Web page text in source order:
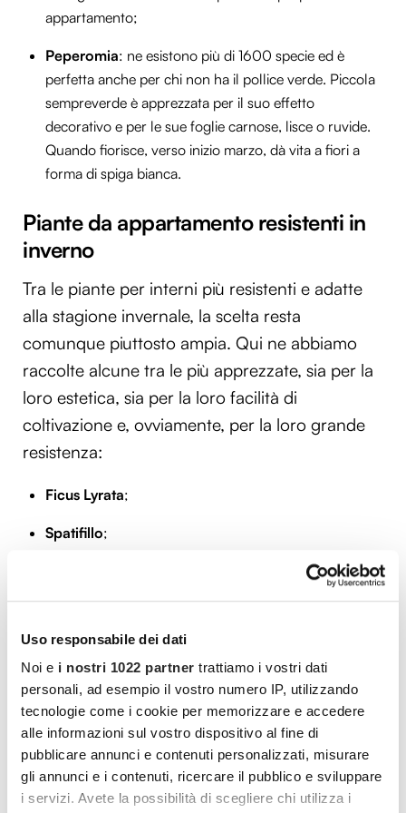
Uso responsabile dei dati
Noi e i nostri 1022 partner trattiamo i vostri dati
personali, ad esempio il vostro numero IP, utilizzando
tecnologie come i cookie per memorizzare e accedere
alle informazioni sul vostro dispositivo al fine di
pubblicare annunci e contenuti personalizzati, misurare
gli annunci e i contenuti, ricercare il pubblico e sviluppare
i servizi. Avete la possibilità di scegliere chi utilizza i
appartamento;
Peperomia: ne esistono più di 1600 specie ed è
perfetta anche per chi non ha il pollice verde. Piccola
sempreverde è apprezzata per il suo effetto
decorativo e per le sue foglie carnose, lisce o ruvide.
Quando fiorisce, verso inizio marzo, dà vita a fiori a
forma di spiga bianca.
Piante da appartamento resistenti in
inverno
Tra le piante per interni più resistenti e adatte
alla stagione invernale, la scelta resta
comunque piuttosto ampia. Qui ne abbiamo
raccolte alcune tra le più apprezzate, sia per la
loro estetica, sia per la loro facilità di
coltivazione e, ovviamente, per la loro grande
resistenza:
Ficus Lyrata;
Spatifillo;
Kalanchoe thyrsiflora
Echeveria;
Singonio
Non abbiate paura, con queste piante da
appartamento sarà semplice prendersene cura.